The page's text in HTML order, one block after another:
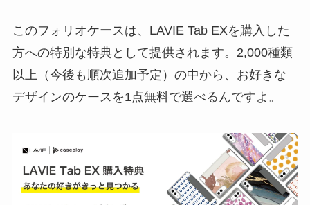
このフォリオケースは、LAVIE Tab EXを購入した
方への特別な特典として提供されます。2,000種類
以上（今後も順次追加予定）の中から、お好きな
デザインのケースを1点無料で選べるんですよ。